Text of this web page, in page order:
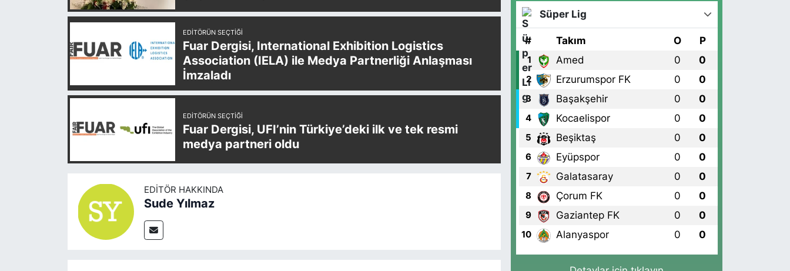
EDITÖRÜN SEÇTIĞI
Fuar Dergisi, International Exhibition Logistics
Association (IELA) ile Medya Partnerliği Anlaşması
İmzaladı
EDITÖRÜN SEÇTIĞI
Fuar Dergisi, UFI’nin Türkiye’deki ilk ve tek resmi
medya partneri oldu
EDITÖR HAKKINDA
Sude Yılmaz
Süper Lig
# Takım O P
1 Amed 0 0
2 Erzurumspor FK 0 0
3 Başakşehir 0 0
4 Kocaelispor 0 0
5 Beşiktaş 0 0
6 Eyüpspor 0 0
7 Galatasaray 0 0
8 Çorum FK 0 0
9 Gaziantep FK 0 0
10 Alanyaspor 0 0